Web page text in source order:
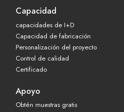
Capacidad
capacidades de I+D
Capacidad de fabricación
Personalización del proyecto
Control de calidad
Certificado
Apoyo
Obtén muestras gratis